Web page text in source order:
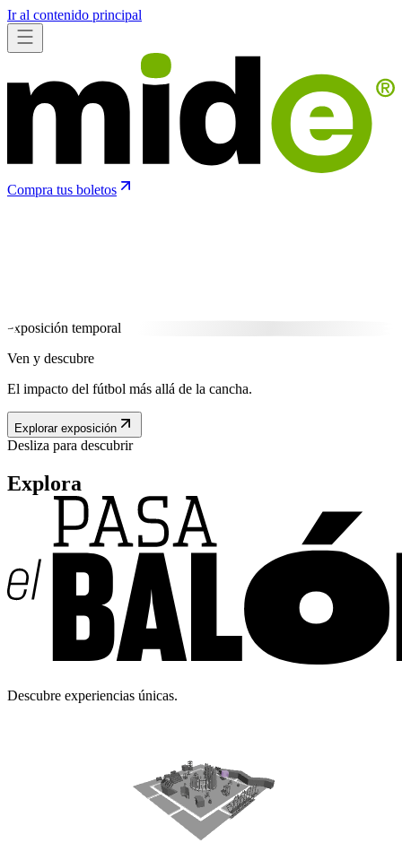
Ir al contenido principal
Compra tus boletos
exposición temporal
Ven y descubre
El impacto del fútbol más allá de la cancha.
Explorar exposición
Desliza para descubrir
Explora
Descubre experiencias únicas.